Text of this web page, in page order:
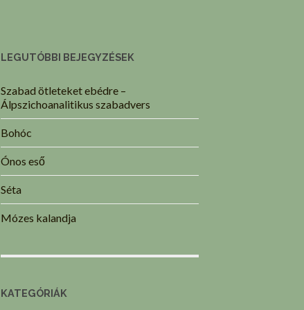
LEGUTÓBBI BEJEGYZÉSEK
Szabad ötleteket ebédre –
Álpszichoanalitikus szabadvers
Bohóc
Ónos eső
Séta
Mózes kalandja
KATEGÓRIÁK